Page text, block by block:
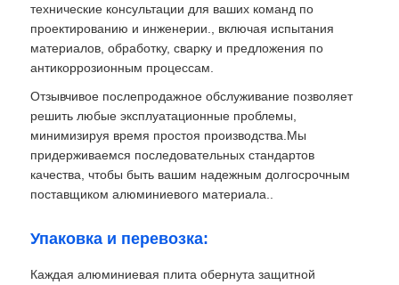
технические консультации для ваших команд по
проектированию и инженерии., включая испытания
материалов, обработку, сварку и предложения по
антикоррозионным процессам.
Отзывчивое послепродажное обслуживание позволяет
решить любые эксплуатационные проблемы,
минимизируя время простоя производства.Мы
придерживаемся последовательных стандартов
качества, чтобы быть вашим надежным долгосрочным
поставщиком алюминиевого материала..
Упаковка и перевозка:
Каждая алюминиевая плита обернута защитной